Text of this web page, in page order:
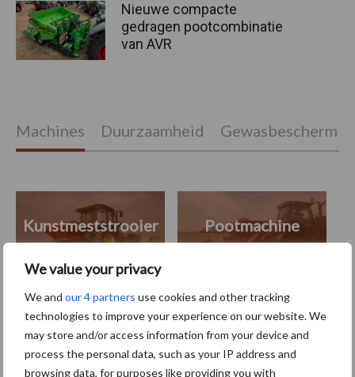
We value your privacy
We and our 4 partners use cookies and other tracking
technologies to improve your experience on our website. We
may store and/or access information from your device and
process the personal data, such as your IP address and
browsing data, for purposes like providing you with
Nieuwe compacte
gedragen pootcombinatie
van AVR
Machines Duurzaamheid
Kunstmeststrooier Pootmachine
Toon meer